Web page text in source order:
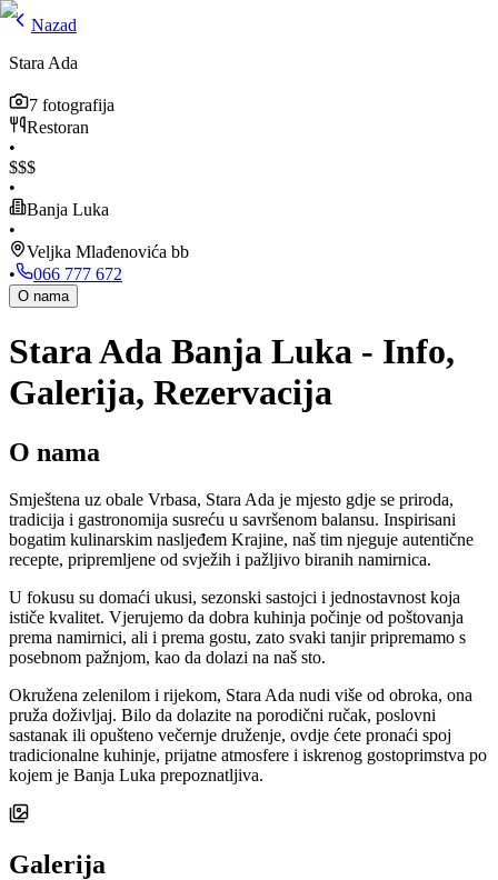
Nazad
Stara Ada
7 fotografija
Restoran
•
$$$
•
Banja Luka
•
Veljka Mlađenovića bb
•
066 777 672
O nama
Stara Ada Banja Luka - Info,
Galerija, Rezervacija
O nama
Smještena uz obale Vrbasa, Stara Ada je mjesto gdje se priroda,
tradicija i gastronomija susreću u savršenom balansu. Inspirisani
bogatim kulinarskim nasljeđem Krajine, naš tim njeguje autentične
recepte, pripremljene od svježih i pažljivo biranih namirnica.
U fokusu su domaći ukusi, sezonski sastojci i jednostavnost koja
ističe kvalitet. Vjerujemo da dobra kuhinja počinje od poštovanja
prema namirnici, ali i prema gostu, zato svaki tanjir pripremamo s
posebnom pažnjom, kao da dolazi na naš sto.
Okružena zelenilom i rijekom, Stara Ada nudi više od obroka, ona
pruža doživljaj. Bilo da dolazite na porodični ručak, poslovni
sastanak ili opušteno večernje druženje, ovdje ćete pronaći spoj
tradicionalne kuhinje, prijatne atmosfere i iskrenog gostoprimstva po
kojem je Banja Luka prepoznatljiva.
Galerija